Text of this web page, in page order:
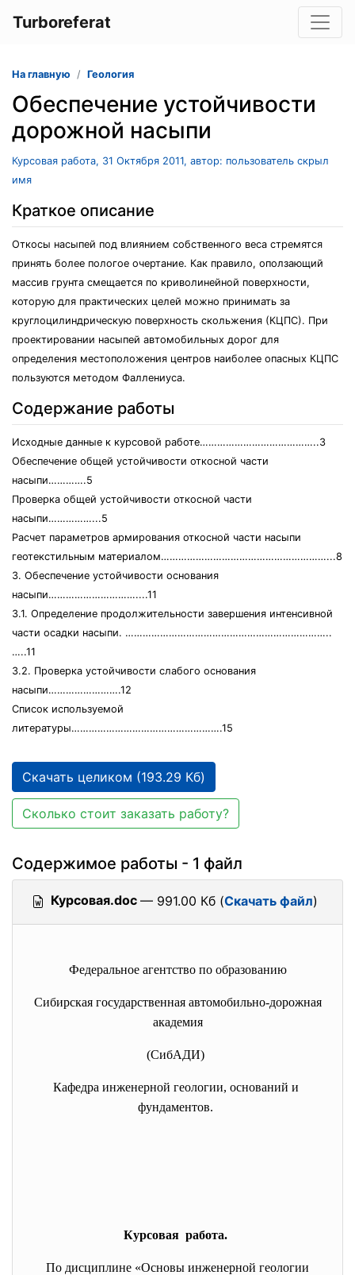
Turboreferat
На главную Геология
Обеспечение устойчивости
дорожной насыпи
Курсовая работа, 31 Октября 2011, автор: пользователь скрыл
имя
Краткое описание
Откосы насыпей под влиянием собственного веса стремятся
принять более пологое очертание. Как правило, оползающий
массив грунта смещается по криволинейной поверхности,
которую для практических целей можно принимать за
круглоцилиндрическую поверхность скольжения (КЦПС). При
проектировании насыпей автомобильных дорог для
определения местоположения центров наиболее опасных КЦПС
пользуются методом Фаллениуса.
Содержание работы
Исходные данные к курсовой работе…………………………………..3
Обеспечение общей устойчивости откосной части
насыпи………….5
Проверка общей устойчивости откосной части
насыпи……………...5
Расчет параметров армирования откосной части насыпи
геотекстильным материалом…………………………………………………...8
3. Обеспечение устойчивости основания
насыпи…………………………....11
3.1. Определение продолжительности завершения интенсивной
части осадки насыпи. ……………………………………………………………..
…..11
3.2. Проверка устойчивости слабого основания
насыпи…………………….12
Список используемой
литературы…………………………………………….15
Скачать целиком (193.29 Кб)
Сколько стоит заказать работу?
Содержимое работы - 1 файл
Курсовая.doc — 991.00 Кб (Скачать файл)
Федеральное агентство по образованию
Сибирская государственная автомобильно-дорожная
академия
(СибАДИ)
Кафедра инженерной геологии, оснований и
фундаментов.
Курсовая работа.
По дисциплине «Основы инженерной геологии